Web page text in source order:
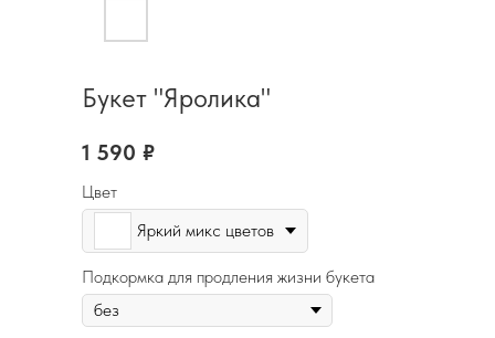
Букет "Яролика"
1 590 ₽
Цвет
Яркий микс цветов
Подкормка для продления жизни букета